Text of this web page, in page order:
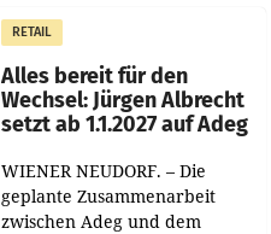
Müller die Initiative „Kreislauf-
Helden“ in allen
österreichischen Müller-Filialen
RETAIL
Alles bereit für den
Wechsel: Jürgen Albrecht
setzt ab 1.1.2027 auf Adeg
WIENER NEUDORF. – Die
geplante Zusammenarbeit
zwischen Adeg und dem